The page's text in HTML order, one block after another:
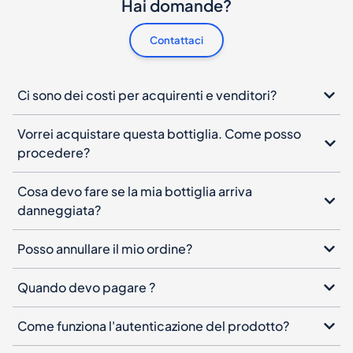
Hai domande?
Contattaci
Ci sono dei costi per acquirenti e venditori?
Vorrei acquistare questa bottiglia. Come posso
procedere?
Cosa devo fare se la mia bottiglia arriva
danneggiata?
Posso annullare il mio ordine?
Quando devo pagare ?
Come funziona l'autenticazione del prodotto?